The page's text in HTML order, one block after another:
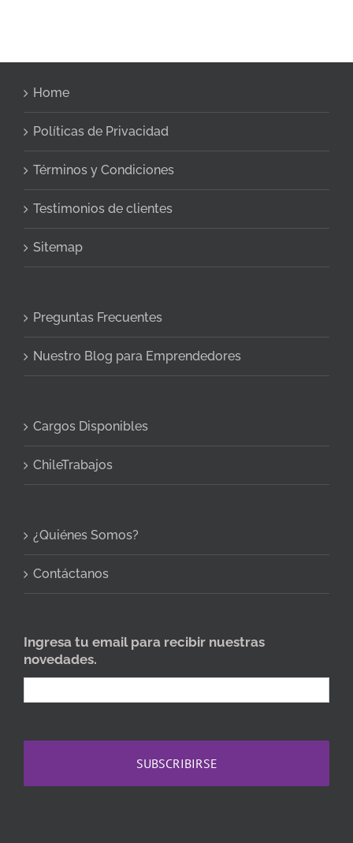
Home
Políticas de Privacidad
Términos y Condiciones
Testimonios de clientes
Sitemap
Preguntas Frecuentes
Nuestro Blog para Emprendedores
Cargos Disponibles
ChileTrabajos
¿Quiénes Somos?
Contáctanos
Ingresa tu email para recibir nuestras
novedades.